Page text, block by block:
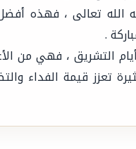
الله تعالى ، فهذه
.
التشريق ، فهي من
تعزز قيمة الفداء